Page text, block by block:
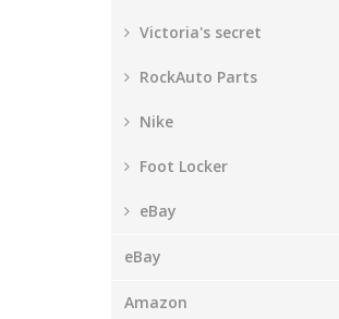
Victoria's secret
RockAuto Parts
Nike
Foot Locker
eBay
eBay
Amazon